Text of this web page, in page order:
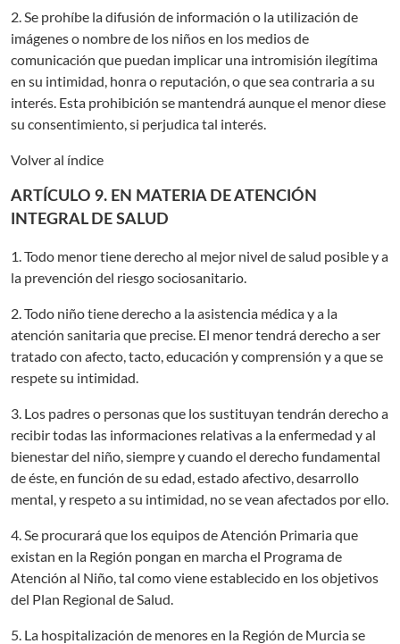
2. Se prohíbe la difusión de información o la utilización de
imágenes o nombre de los niños en los medios de
comunicación que puedan implicar una intromisión ilegítima
en su intimidad, honra o reputación, o que sea contraria a su
interés. Esta prohibición se mantendrá aunque el menor diese
su consentimiento, si perjudica tal interés.
Volver al índice
ARTÍCULO 9. EN MATERIA DE ATENCIÓN
INTEGRAL DE SALUD
1. Todo menor tiene derecho al mejor nivel de salud posible y a
la prevención del riesgo sociosanitario.
2. Todo niño tiene derecho a la asistencia médica y a la
atención sanitaria que precise. El menor tendrá derecho a ser
tratado con afecto, tacto, educación y comprensión y a que se
respete su intimidad.
3. Los padres o personas que los sustituyan tendrán derecho a
recibir todas las informaciones relativas a la enfermedad y al
bienestar del niño, siempre y cuando el derecho fundamental
de éste, en función de su edad, estado afectivo, desarrollo
mental, y respeto a su intimidad, no se vean afectados por ello.
4. Se procurará que los equipos de Atención Primaria que
existan en la Región pongan en marcha el Programa de
Atención al Niño, tal como viene establecido en los objetivos
del Plan Regional de Salud.
5. La hospitalización de menores en la Región de Murcia se